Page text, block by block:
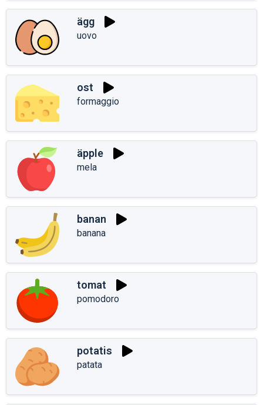
ägg
uovo
ost
formaggio
äpple
mela
banan
banana
tomat
pomodoro
potatis
patata